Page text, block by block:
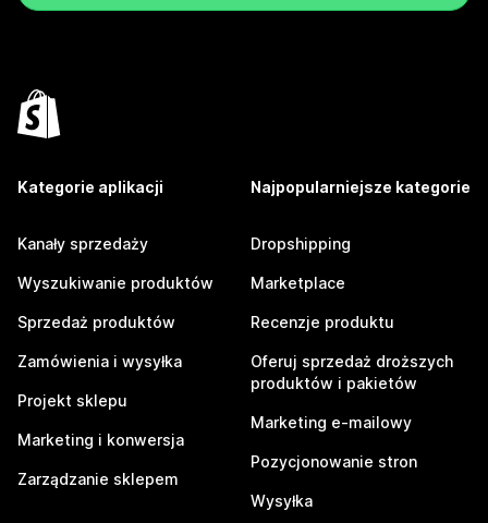
Kategorie aplikacji
Kanały sprzedaży
Wyszukiwanie produktów
Sprzedaż produktów
Zamówienia i wysyłka
Projekt sklepu
Marketing i konwersja
Zarządzanie sklepem
Najpopularniejsze kategorie
Dropshipping
Marketplace
Recenzje produktu
Oferuj sprzedaż droższych
produktów i pakietów
Marketing e-mailowy
Pozycjonowanie stron
Wysyłka